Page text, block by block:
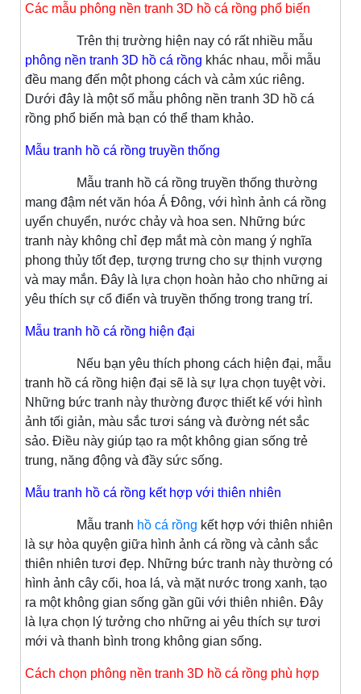
Các mẫu phông nền tranh 3D hồ cá rồng phổ biến
Trên thị trường hiện nay có rất nhiều mẫu
phông nền tranh 3D hồ cá rồng khác nhau, mỗi mẫu
đều mang đến một phong cách và cảm xúc riêng.
Dưới đây là một số mẫu phông nền tranh 3D hồ cá
rồng phổ biến mà bạn có thể tham khảo.
Mẫu tranh hồ cá rồng truyền thống
Mẫu tranh hồ cá rồng truyền thống thường
mang đậm nét văn hóa Á Đông, với hình ảnh cá rồng
uyển chuyển, nước chảy và hoa sen. Những bức
tranh này không chỉ đẹp mắt mà còn mang ý nghĩa
phong thủy tốt đẹp, tượng trưng cho sự thịnh vượng
và may mắn. Đây là lựa chọn hoàn hảo cho những ai
yêu thích sự cổ điển và truyền thống trong trang trí.
Mẫu tranh hồ cá rồng hiện đại
Nếu bạn yêu thích phong cách hiện đại, mẫu
tranh hồ cá rồng hiện đại sẽ là sự lựa chọn tuyệt vời.
Những bức tranh này thường được thiết kế với hình
ảnh tối giản, màu sắc tươi sáng và đường nét sắc
sảo. Điều này giúp tạo ra một không gian sống trẻ
trung, năng động và đầy sức sống.
Mẫu tranh hồ cá rồng kết hợp với thiên nhiên
Mẫu tranh hồ cá rồng kết hợp với thiên nhiên
là sự hòa quyện giữa hình ảnh cá rồng và cảnh sắc
thiên nhiên tươi đẹp. Những bức tranh này thường có
hình ảnh cây cối, hoa lá, và mặt nước trong xanh, tạo
ra một không gian sống gần gũi với thiên nhiên. Đây
là lựa chọn lý tưởng cho những ai yêu thích sự tươi
mới và thanh bình trong không gian sống.
Cách chọn phông nền tranh 3D hồ cá rồng phù hợp